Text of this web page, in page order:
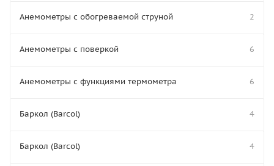
Анемометры с обогреваемой струной 2
Анемометры с поверкой 6
Анемометры с функциями термометра 6
Баркол (Barcol) 4
Баркол (Barcol) 4